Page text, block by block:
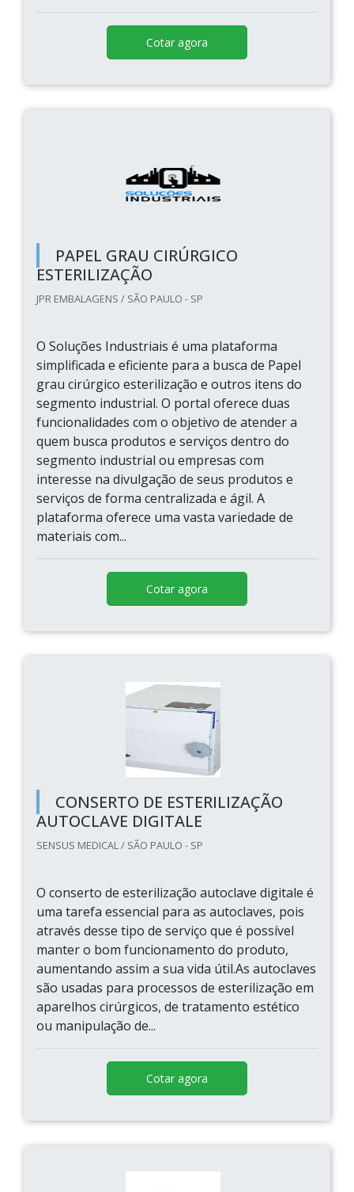
Cotar agora
PAPEL GRAU CIRÚRGICO
ESTERILIZAÇÃO
JPR EMBALAGENS / SÃO PAULO - SP
O Soluções Industriais é uma plataforma
simplificada e eficiente para a busca de Papel
grau cirúrgico esterilização e outros itens do
segmento industrial. O portal oferece duas
funcionalidades com o objetivo de atender a
quem busca produtos e serviços dentro do
segmento industrial ou empresas com
interesse na divulgação de seus produtos e
serviços de forma centralizada e ágil. A
plataforma oferece uma vasta variedade de
materiais com...
Cotar agora
CONSERTO DE ESTERILIZAÇÃO
AUTOCLAVE DIGITALE
SENSUS MEDICAL / SÃO PAULO - SP
O conserto de esterilização autoclave digitale é
uma tarefa essencial para as autoclaves, pois
através desse tipo de serviço que é possível
manter o bom funcionamento do produto,
aumentando assim a sua vida útil.As autoclaves
são usadas para processos de esterilização em
aparelhos cirúrgicos, de tratamento estético
ou manipulação de...
Cotar agora